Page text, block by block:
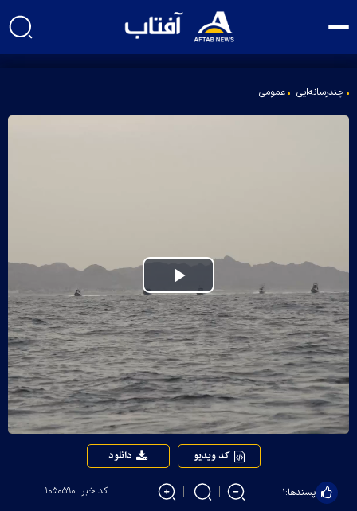
چندرسانه‌ایی عمومی
Play
Video
کد ویدیو دانلود
پسندها:۱ کد خبر: ۱۰۵۰۵۹۰